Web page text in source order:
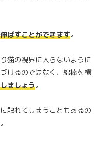
ばすことができます。
猫の視界に入らないように
けるのではなく、綿棒を横
ましょう。
触れてしまうこともあるの